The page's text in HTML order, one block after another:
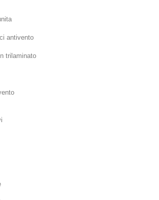
antivento
trilaminato